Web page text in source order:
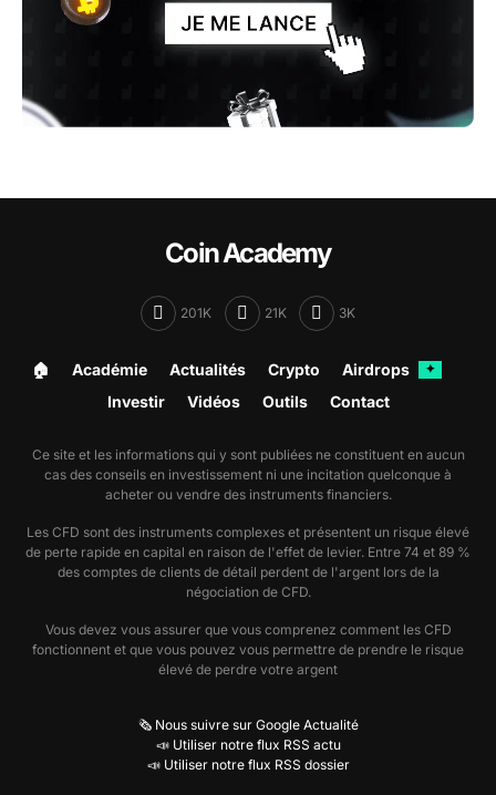
Coin Academy
201K 21K 3K
🏠︎ Académie Actualités Crypto Airdrops ✦
Investir Vidéos Outils Contact
Ce site et les informations qui y sont publiées ne constituent en aucun
cas des conseils en investissement ni une incitation quelconque à
acheter ou vendre des instruments financiers.
Les CFD sont des instruments complexes et présentent un risque élevé
de perte rapide en capital en raison de l'effet de levier. Entre 74 et 89 %
des comptes de clients de détail perdent de l'argent lors de la
négociation de CFD.
Vous devez vous assurer que vous comprenez comment les CFD
fonctionnent et que vous pouvez vous permettre de prendre le risque
élevé de perdre votre argent
🗞️ Nous suivre sur Google Actualité
📣 Utiliser notre flux RSS actu
📣 Utiliser notre flux RSS dossier